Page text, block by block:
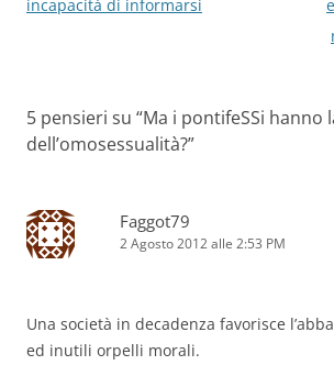
articolo
incapacità di informarsi
5 pensieri su “Ma i pontifeSSi hanno
dell’omosessualità?”
Faggot79
2 Agosto 2012 alle 2:53 PM
Una società in decadenza favorisce
ed inutili orpelli morali.